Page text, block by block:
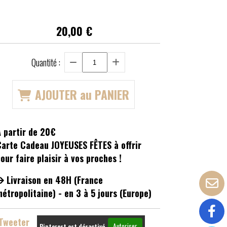
20,00 €
Quantité :
AJOUTER au PANIER
partir de 20€
Cadeau JOYEUSES FÊTES à offrir
faire plaisir à vos proches !
Livraison en 48H (France
- en 3 à 5 jours (Europe)